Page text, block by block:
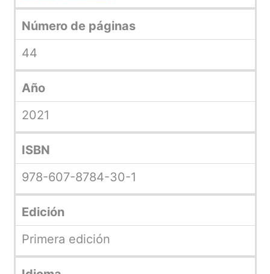
Número de páginas
44
Año
2021
ISBN
978-607-8784-30-1
Edición
Primera edición